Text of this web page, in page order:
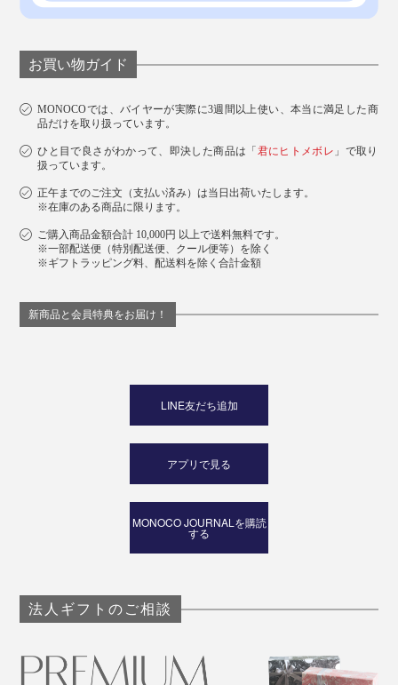
お買い物ガイド
MONOCOでは、バイヤーが実際に3週間以上使い、本当に満足した商
品だけを取り扱っています。
ひと目で良さがわかって、即決した商品は「君にヒトメボレ 」で取り
扱っています。
正午までのご注文（支払い済み）は当日出荷いたします。
※在庫のある商品に限ります。
ご購入商品金額合計 10,000円 以上で送料無料です。
※一部配送便（特別配送便、クール便等）を除く
※ギフトラッピング料、配送料を除く合計金額
新商品と会員特典をお届け！
LINE友だち追加
アプリで見る
MONOCO JOURNALを購読
する
法人ギフトのご相談